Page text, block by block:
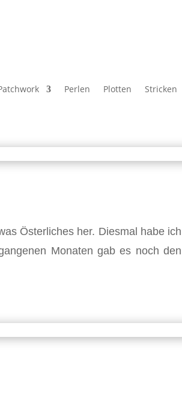
Perlen Plotten Stricken
Österliches her. Diesmal habe ich
Monaten gab es noch den